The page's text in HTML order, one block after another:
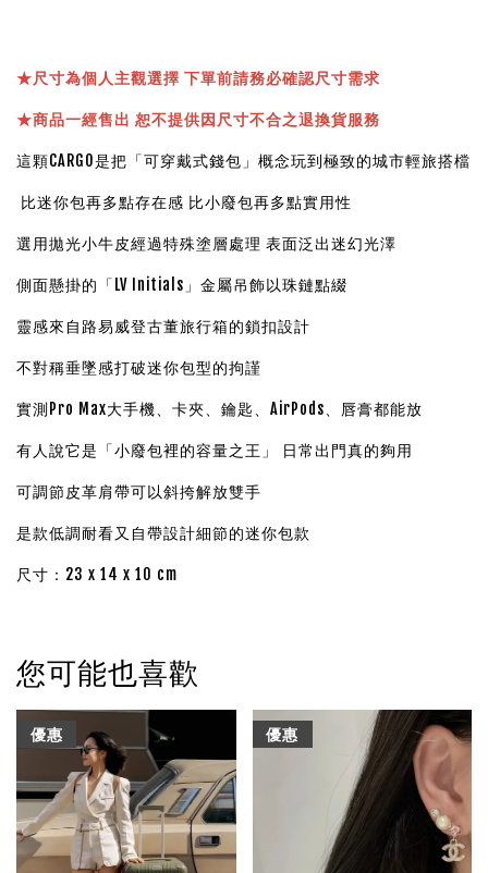
★尺寸為個人主觀選擇 下單前請務必確認尺寸需求
★商品一經售出 恕不提供因尺寸不合之退換貨服務
這顆CARGO是把「可穿戴式錢包」概念玩到極致的城市輕旅搭檔
比迷你包再多點存在感 比小廢包再多點實用性
選用拋光小牛皮經過特殊塗層處理 表面泛出迷幻光澤
側面懸掛的「LV Initials」金屬吊飾以珠鏈點綴
靈感來自路易威登古董旅行箱的鎖扣設計
不對稱垂墜感打破迷你包型的拘謹
實測Pro Max大手機、卡夾、鑰匙、AirPods、唇膏都能放
有人說它是「小廢包裡的容量之王」 日常出門真的夠用
可調節皮革肩帶可以斜挎解放雙手
是款低調耐看又自帶設計細節的迷你包款
尺寸：23 x 14 x 10 cm
您可能也喜歡
優惠 優惠